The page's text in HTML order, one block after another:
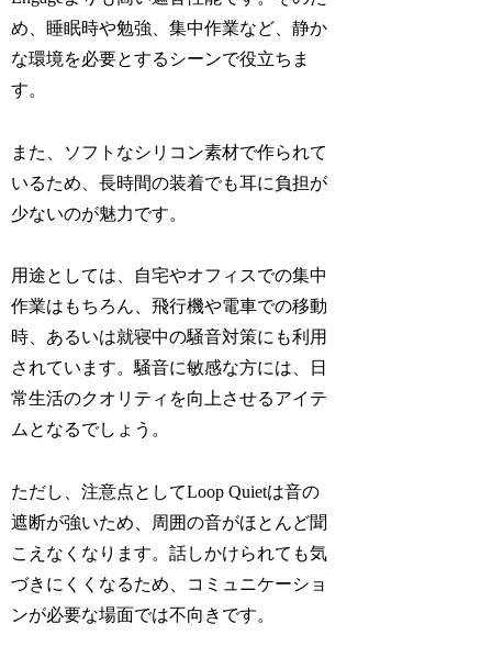
め、睡眠時や勉強、集中作業など、静か
な環境を必要とするシーンで役立ちま
す。
また、ソフトなシリコン素材で作られて
いるため、長時間の装着でも耳に負担が
少ないのが魅力です。
用途としては、自宅やオフィスでの集中
作業はもちろん、飛行機や電車での移動
時、あるいは就寝中の騒音対策にも利用
されています。騒音に敏感な方には、日
常生活のクオリティを向上させるアイテ
ムとなるでしょう。
ただし、注意点としてLoop Quietは音の
遮断が強いため、周囲の音がほとんど聞
こえなくなります。話しかけられても気
づきにくくなるため、コミュニケーショ
ンが必要な場面では不向きです。